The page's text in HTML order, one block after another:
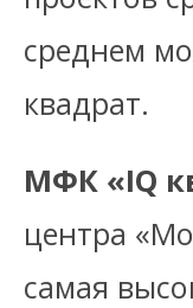
среднем
квадрат.
МФК «IQ
центра
самая